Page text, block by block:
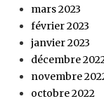
mars 2023
février 2023
janvier 2023
décembre
novembre
octobre 2022